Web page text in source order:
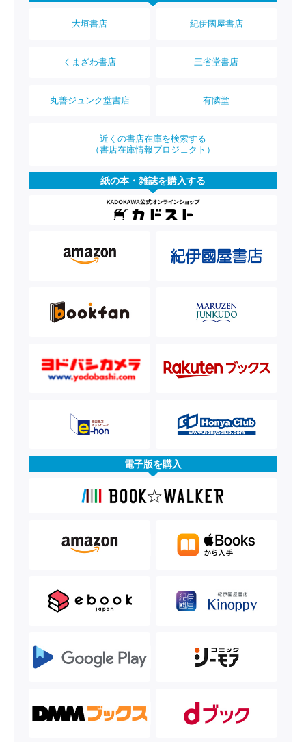
大垣書店 紀伊國屋書店
くまざわ書店 三省堂書店
丸善ジュンク堂書店 有隣堂
近くの書店在庫を検索する
（書店在庫情報プロジェクト）
紙の本・雑誌を購入する
電子版を購入